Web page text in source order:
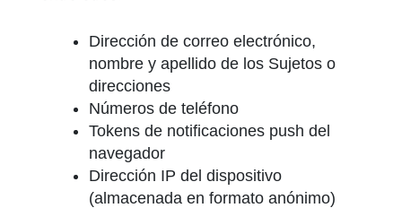
Dirección de correo electrónico,
nombre y apellido de los Sujetos o
direcciones
Números de teléfono
Tokens de notificaciones push del
navegador
Dirección IP del dispositivo
(almacenada en formato anónimo)